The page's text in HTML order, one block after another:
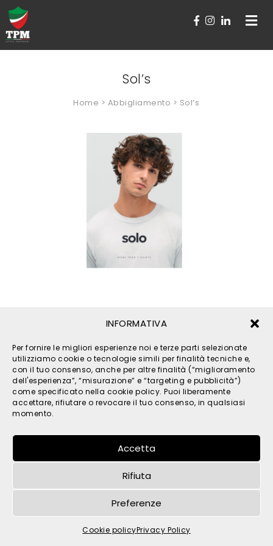
INFORMATIVA
Per fornire le migliori esperienze noi e terze parti selezionate
utilizziamo cookie o tecnologie simili per finalità tecniche e,
con il tuo consenso, anche per altre finalità (“miglioramento
dell'esperienza”, “misurazione” e “targeting e pubblicità”)
come specificato nella cookie policy. Puoi liberamente
accettare, rifiutare o revocare il tuo consenso, in qualsiasi
momento.
Accetta
Rifiuta
Preferenze
Cookie policyPrivacy Policy
Toggle
Sol’s
Home > Abbigliamento > Sol’s
© 2026 TPM s.r.l. - All Rights Reserved - C.F. e P. IVA
IT05121480262 -privacy-cookies- by